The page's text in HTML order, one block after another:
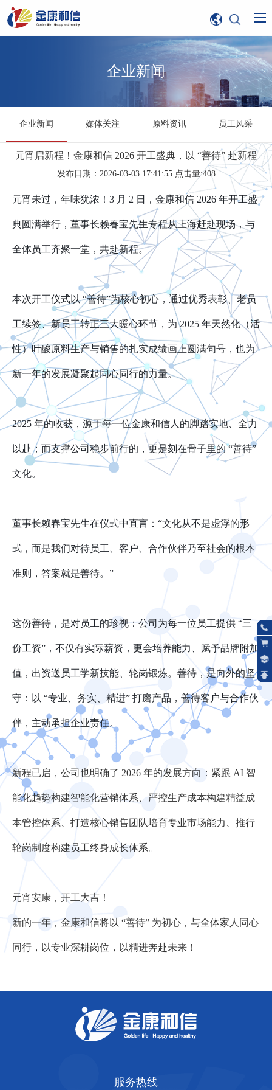
企业新闻
企业新闻 媒体关注 原料资讯 员工风采
元宵启新程！金康和信 2026 开工盛典，以 “善待” 赴新程
发布日期：2026-03-03 17:41:55 点击量:408
元宵未过，年味犹浓！3 月 2 日，金康和信 2026 年开工盛
典圆满举行，董事长赖春宝先生专程从上海赶赴现场，与
全体员工齐聚一堂，共赴新程。
本次开工仪式以 “善待”为核心初心，通过优秀表彰、老员
工续签、新员工转正三大暖心环节，为 2025 年天然化（活
性）叶酸原料生产与销售的扎实成绩画上圆满句号，也为
新一年的发展凝聚起同心同行的力量。
2025 年的收获，源于每一位金康和信人的脚踏实地、全力
以赴；而支撑公司稳步前行的，更是刻在骨子里的 “善待”
文化。
董事长赖春宝先生在仪式中直言：“文化从不是虚浮的形
式，而是我们对待员工、客户、合作伙伴乃至社会的根本
准则，答案就是善待。”
这份善待，是对员工的珍视：公司为每一位员工提供 “三
份工资”，不仅有实际薪资，更会培养能力、赋予品牌附加
值，出资送员工学新技能、轮岗锻炼。善待，是向外的坚
守：以 “专业、务实、精进” 打磨产品，善待客户与合作伙
伴，主动承担企业责任。
新程已启，公司也明确了 2026 年的发展方向：紧跟 AI 智
能化趋势构建智能化营销体系、严控生产成本构建精益成
本管控体系、打造核心销售团队培育专业市场能力、推行
轮岗制度构建员工终身成长体系。
元宵安康，开工大吉！
新的一年，金康和信将以 “善待” 为初心，与全体家人同心
同行，以专业深耕岗位，以精进奔赴未来！
服务热线